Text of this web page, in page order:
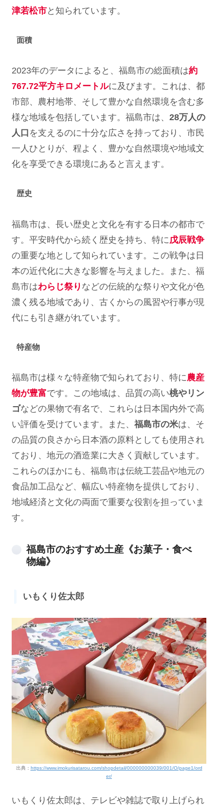
津若松市と知られています。
面積
2023年のデータによると、福島市の総面積は約
767.72平方キロメートルに及びます。これは、都
市部、農村地帯、そして豊かな自然環境を含む多
様な地域を包括しています。福島市は、 28万人の
人口 を支えるのに十分な広さを持っており、市民
一人ひとりが、程よく、豊かな自然環境や地域文
化を享受できる環境にあると言えます。
歴史
福島市は、長い歴史と文化を有する日本の都市で
す。平安時代から続く歴史を持ち、特に 戊辰戦争
の重要な地として知られています。この戦争は日
本の近代化に大きな影響を与えました。また、福
島市はわらじ祭り などの伝統的な祭りや文化が色
濃く残る地域であり、古くからの風習や行事が現
代にも引き継がれています。
特産物
福島市は様々な特産物で知られており、特に農産
物が豊富です。この地域は、品質の高い桃やリン
ゴなどの果物で有名で、これらは日本国内外で高
い評価を受けています。また、 福島市の米は、そ
の品質の良さから日本酒の原料としても使用され
ており、地元の酒造業に大きく貢献しています。
これらのほかにも、福島市は伝統工芸品や地元の
食品加工品など、幅広い特産物を提供しており、
地域経済と文化の両面で重要な役割を担っていま
す。
福島市のおすすめ土産《お菓子・食べ
物編》
いもくり佐太郎
出典： https://www.imokurisatarou.com/shopdetail/000000000039/001/O/page1/ord
er/
いもくり佐太郎は、テレビや雑誌で取り上げられ